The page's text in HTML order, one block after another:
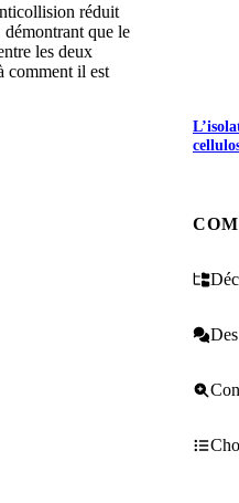
réduit
que le
les deux
comment il est